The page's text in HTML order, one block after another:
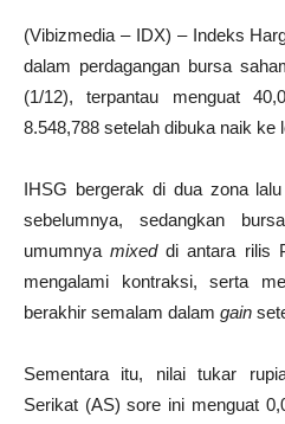
(Vibizmedia – IDX) – Indeks
dalam perdagangan bursa
(1/12), terpantau menguat
8.548,788 setelah dibuka naik ke
IHSG bergerak di dua zona
sebelumnya, sedangkan
umumnyamixeddi antara rilis
mengalami kontraksi, serta
berakhir semalam dalam gain
Sementara itu, nilai tukar
Serikat (AS) sore ini menguat